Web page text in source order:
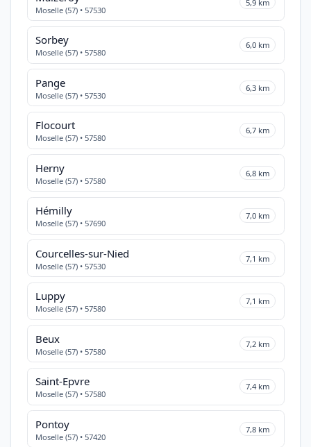
Moselle (57) • 57530
5,9 km
Sorbey
Moselle (57) • 57580
6,0 km
Pange
Moselle (57) • 57530
6,3 km
Flocourt
Moselle (57) • 57580
6,7 km
Herny
Moselle (57) • 57580
6,8 km
Hémilly
Moselle (57) • 57690
7,0 km
Courcelles-sur-Nied
Moselle (57) • 57530
7,1 km
Luppy
Moselle (57) • 57580
7,1 km
Beux
Moselle (57) • 57580
7,2 km
Saint-Epvre
Moselle (57) • 57580
7,4 km
Pontoy
Moselle (57) • 57420
7,8 km